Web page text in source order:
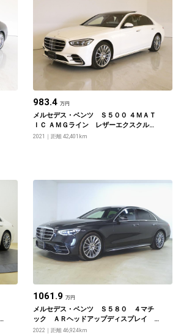
983.4 万円
メルセデス・ベンツ Ｓ５００ ４ＭＡＴ
ＩＣ ＡＭＧライン レザーエクスクルー
シブパッケージ・ベーシックパッケージ
2021 距離 42,401km
1061.9 万円
メルセデス・ベンツ Ｓ５８０ ４マチ
ック ＡＲヘッドアップディスプレイ
３Ｄコックピットディスプレイ ＡＭＧ
2022 距離 46,924km